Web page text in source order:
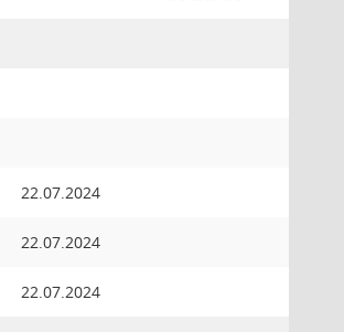
22.07.2024
22.07.2024
22.07.2024